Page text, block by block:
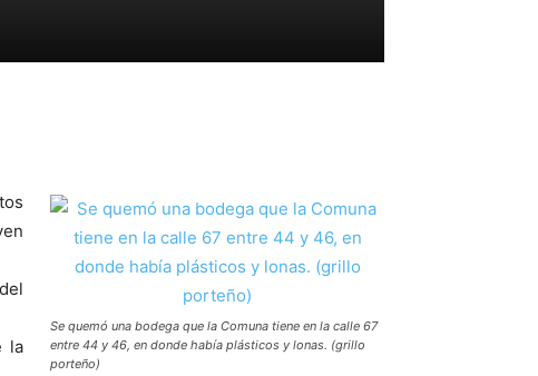
Se quemó una bodega que la Comuna tiene en la calle 67
entre 44 y 46, en donde había plásticos y lonas. (grillo
porteño)
la